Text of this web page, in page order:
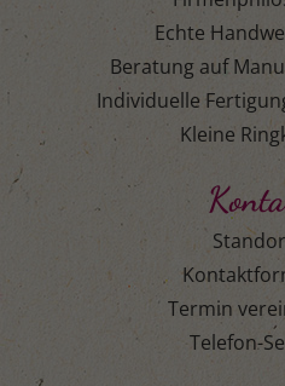
Echte
Beratung auf
Individuelle
Kleine
Termin
Telefon-